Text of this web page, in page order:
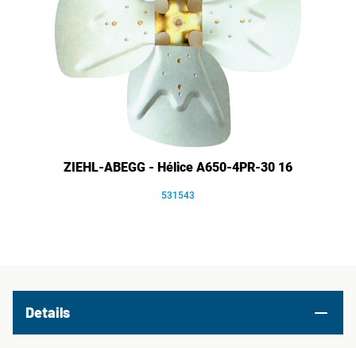
ZIEHL-ABEGG - Hélice A650-4PR-30 16
531543
Details